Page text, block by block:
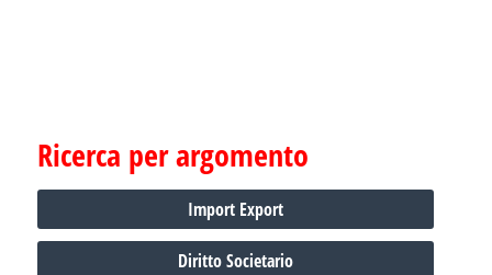
Ricerca per argomento
Import Export
Diritto Societario